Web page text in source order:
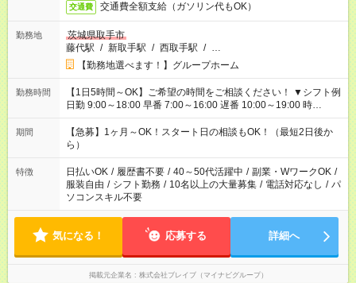
交通費 交通費全額支給（ガソリン代もOK）
勤務地
茨城県取手市
藤代駅 / 新取手駅 / 西取手駅 / …
【勤務地選べます！】グループホーム
勤務時間
【1日5時間～OK】ご希望の時間をご相談ください！ ▼シフト例
日勤 9:00～18:00 早番 7:00～16:00 遅番 10:00～19:00 時
短 10:00～15:00 上記はあくまで一例です。 「夕方までには帰宅
しておきたい」 「朝はゆっくりのスタートがいい」 「お昼の時
間を有効に使いたい」 など、ご希望があれば教えてください
ね。
期間
【急募】1ヶ月～OK！スタート日の相談もOK！（最短2日後か
ら）
特徴 日払いOK / 履歴書不要 / 40～50代活躍中 / 副業・WワークOK /
服装自由 / シフト勤務 / 10名以上の大量募集 / 電話対応なし / パ
ソコンスキル不要
気になる！ 応募する 詳細へ
掲載元企業名 株式会社ブレイブ（マイナビグループ）